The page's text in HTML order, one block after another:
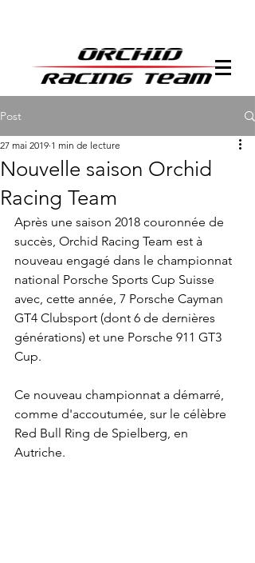
Post
Nouvelle saison Orchid
Racing Team
27 mai 2019 1 min de lecture
Après une saison 2018 couronnée de
succès, Orchid Racing Team est à
nouveau engagé dans le championnat
national Porsche Sports Cup Suisse
avec, cette année, 7 Porsche Cayman
GT4 Clubsport (dont 6 de dernières
générations) et une Porsche 911 GT3
Cup.
Ce nouveau championnat a démarré,
comme d'accoutumée, sur le célèbre
Red Bull Ring de Spielberg, en
Autriche.